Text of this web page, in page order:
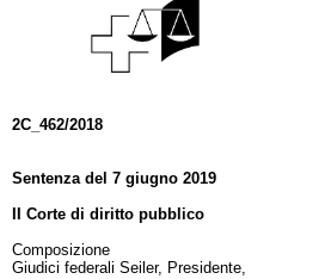
2C_462/2018
Sentenza del 7 giugno 2019
II Corte di diritto pubblico
Composizione
Giudici federali Seiler, Presidente,